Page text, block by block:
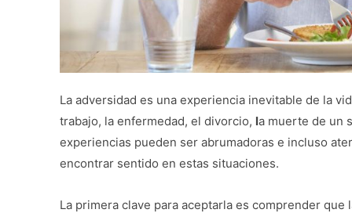
La adversidad es una experiencia inevitable de la
trabajo, la enfermedad, el divorcio, la muerte de un
experiencias pueden ser abrumadoras e incluso
encontrar sentido en estas situaciones.
La primera clave para aceptarla es comprender